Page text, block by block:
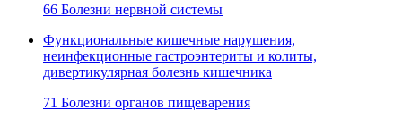
66 Болезни нервной системы
Функциональные кишечные нарушения,
неинфекционные гастроэнтериты и колиты,
дивертикулярная болезнь кишечника
71 Болезни органов пищеварения